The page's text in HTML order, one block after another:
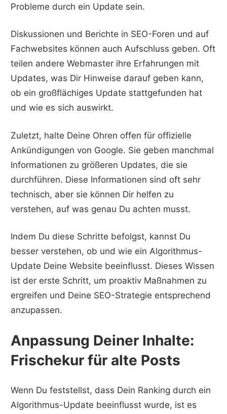
Probleme durch ein Update sein.
Diskussionen und Berichte in SEO-Foren und auf
Fachwebsites können auch Aufschluss geben. Oft
teilen andere Webmaster ihre Erfahrungen mit
Updates, was Dir Hinweise darauf geben kann,
ob ein großflächiges Update stattgefunden hat
und wie es sich auswirkt.
Zuletzt, halte Deine Ohren offen für offizielle
Ankündigungen von Google. Sie geben manchmal
Informationen zu größeren Updates, die sie
durchführen. Diese Informationen sind oft sehr
technisch, aber sie können Dir helfen zu
verstehen, auf was genau Du achten musst.
Indem Du diese Schritte befolgst, kannst Du
besser verstehen, ob und wie ein Algorithmus-
Update Deine Website beeinflusst. Dieses Wissen
ist der erste Schritt, um proaktiv Maßnahmen zu
ergreifen und Deine SEO-Strategie entsprechend
anzupassen.
Anpassung Deiner Inhalte:
Frischekur für alte Posts
Wenn Du feststellst, dass Dein Ranking durch ein
Algorithmus-Update beeinflusst wurde, ist es